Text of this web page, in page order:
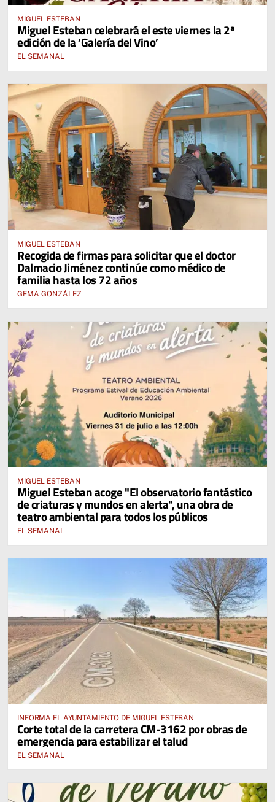
MIGUEL ESTEBAN
Miguel Esteban celebrará el este viernes la 2ª
edición de la ‘Galería del Vino’
EL SEMANAL
MIGUEL ESTEBAN
Recogida de firmas para solicitar que el doctor
Dalmacio Jiménez continúe como médico de
familia hasta los 72 años
GEMA GONZÁLEZ
MIGUEL ESTEBAN
Miguel Esteban acoge "El observatorio fantástico
de criaturas y mundos en alerta", una obra de
teatro ambiental para todos los públicos
EL SEMANAL
INFORMA EL AYUNTAMIENTO DE MIGUEL ESTEBAN
Corte total de la carretera CM-3162 por obras de
emergencia para estabilizar el talud
EL SEMANAL